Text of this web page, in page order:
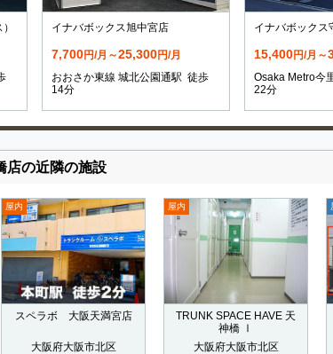
イナバボックス旭中宮店
7,700円/月～25,300円/月
おおさか東線 城北公園通駅 徒歩
14分
イナバボックス
15,400円/月～
Osaka Metro今
22分
店の近隣の施設
屋内
スペラボ 大阪天満宮店
大阪府大阪市北区
屋内
TRUNK SPACE HAVE 天
神橋 Ⅰ
大阪府大阪市北区